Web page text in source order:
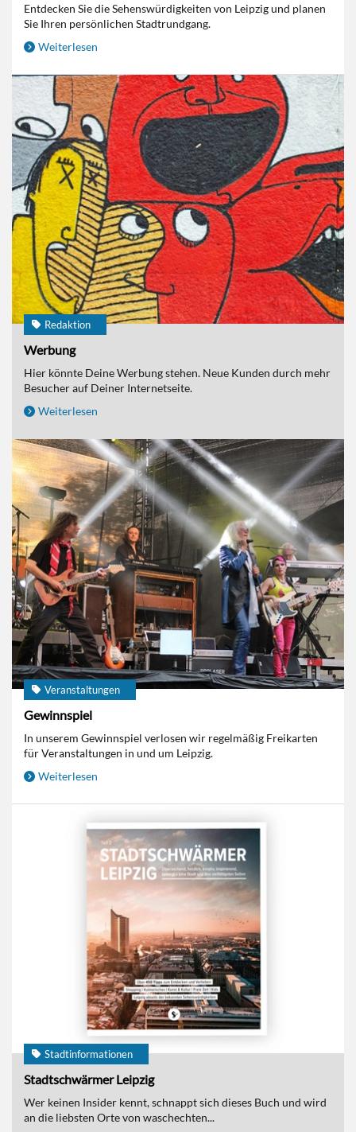
Entdecken Sie die Sehenswürdigkeiten von Leipzig und planen
Sie Ihren persönlichen Stadtrundgang.
Weiterlesen
Redaktion
Werbung
Hier könnte Deine Werbung stehen. Neue Kunden durch mehr
Besucher auf Deiner Internetseite.
Weiterlesen
Veranstaltungen
Gewinnspiel
In unserem Gewinnspiel verlosen wir regelmäßig Freikarten
für Veranstaltungen in und um Leipzig.
Weiterlesen
Stadtinformationen
Stadtschwärmer Leipzig
Wer keinen Insider kennt, schnappt sich dieses Buch und wird
an die liebsten Orte von waschechten...